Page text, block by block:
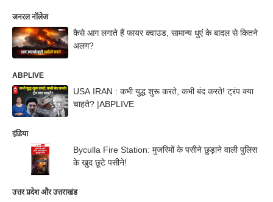
जनरल नॉलेज
कैसे आग लगाते हैं फायर क्वाउड, सामान्य धुएं के बादल से कितने
अलग?
ABPLIVE
USA IRAN : कभी युद्ध शुरू करते, कभी बंद करते! ट्रंप क्या
चाहते? |ABPLIVE
इंडिया
Byculla Fire Station: मुजरिमों के पसीने छुड़ाने वाली पुलिस
के खुद छूटे पसीने!
उत्तर प्रदेश और उत्तराखंड